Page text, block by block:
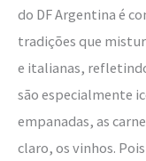
do DF Argentina é
tradições que
e italianas,
são especialmente
empanadas, as
claro, os vinhos.